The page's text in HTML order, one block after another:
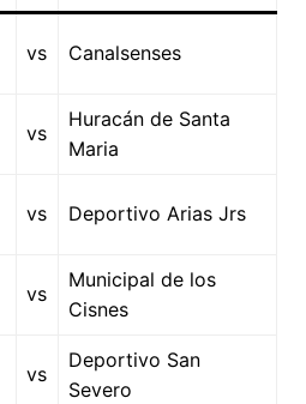
vs Canalsenses
vs
Huracán de Santa
Maria
vs Deportivo Arias Jrs
vs
Municipal de los
Cisnes
vs
Deportivo San
Severo